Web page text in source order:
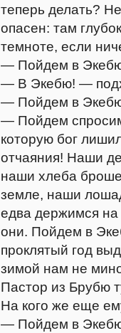
теперь делать?
опасен: там
темноте, если
— Пойдем в
— В Экебю! —
— Пойдем в
— Пойдем
которую бог
отчаяния! Наши
наши хлеба
земле, наши
едва держимся на
они. Пойдем в
проклятый год
зимой нам не
Пастор из Брубю
На кого же еще
— Пойдем в